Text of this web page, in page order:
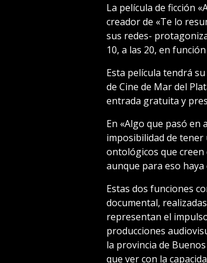
La película de ficción
creador de «Te lo
sus redes-
10, a las 20, en
Esta película tendrá
de Cine de Mar del
entrada gratuita y
En «Algo que pasó
imposibilidad de tener
ontológicos que creen
aunque para eso
Estas dos funciones
documental,
representan el
producciones
la provincia de
que ver con la